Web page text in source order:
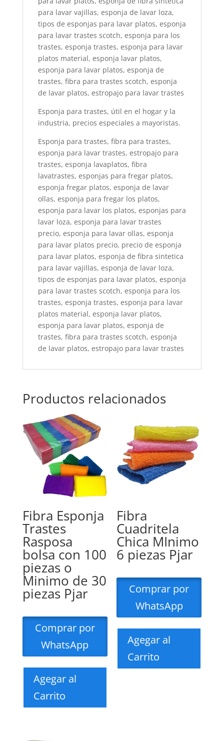
para lavar vajillas, esponja de lavar loza,
tipos de esponjas para lavar platos, esponja
para lavar trastes scotch, esponja para los
trastes, esponja trastes, esponja para lavar
platos material, esponja lavar platos,
esponja para lavar platos, esponja de
trastes, fibra para trastes scotch, esponja
de lavar platos, estropajo para lavar trastes
Esponja para trastes, útil en el hogar y la
industria, precios especiales a mayoristas.
Esponja para trastes, fibra para trastes,
esponja para lavar trastes, estropajo para
trastes, esponja lavaplatos, fibra
lavatrastes, esponjas para fregar platos,
esponja fregar platos, esponja de lavar
ollas, esponja para fregar los platos,
esponja para lavar los platos, esponjas para
lavar loza, esponja para lavar trastes
precio, esponja para lavar ollas, esponja
para lavar platos precio, precio de esponja
para lavar platos, esponja de fibra sintetica
para lavar vajillas, esponja de lavar loza,
tipos de esponjas para lavar platos, esponja
para lavar trastes scotch, esponja para los
trastes, esponja trastes, esponja para lavar
platos material, esponja lavar platos,
esponja para lavar platos, esponja de
trastes, fibra para trastes scotch, esponja
de lavar platos, estropajo para lavar trastes
Productos relacionados
Fibra Esponja
Trastes
Rasposa
bolsa con 100
piezas o
Minimo de 30
piezas Pjar
Comprar por
WhatsApp
Agegar al
Carrito
Fibra
Cuadritela
Chica MInimo
6 piezas Pjar
Comprar por
WhatsApp
Agegar al
Carrito